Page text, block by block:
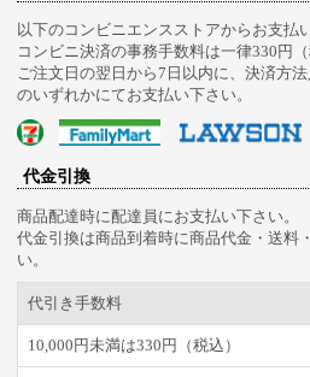
以下のコンビニエンスストアからお支払
コンビニ決済の事務手数料は一律330円（
ご注文日の翌日から7日以内に、決済方
のいずれかにてお支払い下さい。
代金引換
商品配達時に配達員にお支払い下さい。
代金引換は商品到着時に商品代金・送料
い。
代引き手数料
10,000円未満は330円（税込）